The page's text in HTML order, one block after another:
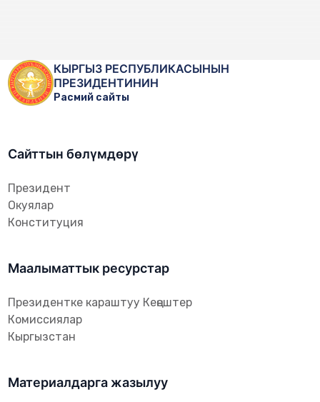
Расмий сайты
КЫРГЫЗ РЕСПУБЛИКАСЫНЫН
ПРЕЗИДЕНТИНИН
Сайттын бөлүмдөрү
Президент
Окуялар
Конституция
Маалыматтык ресурстар
Президентке караштуу Кеңештер
Комиссиялар
Кыргызстан
Материалдарга жазылуу